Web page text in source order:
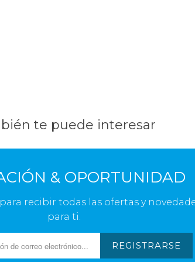
te puede interesar
& OPORTUNIDAD
recibir todas las ofertas y
para ti.
REGISTRARSE